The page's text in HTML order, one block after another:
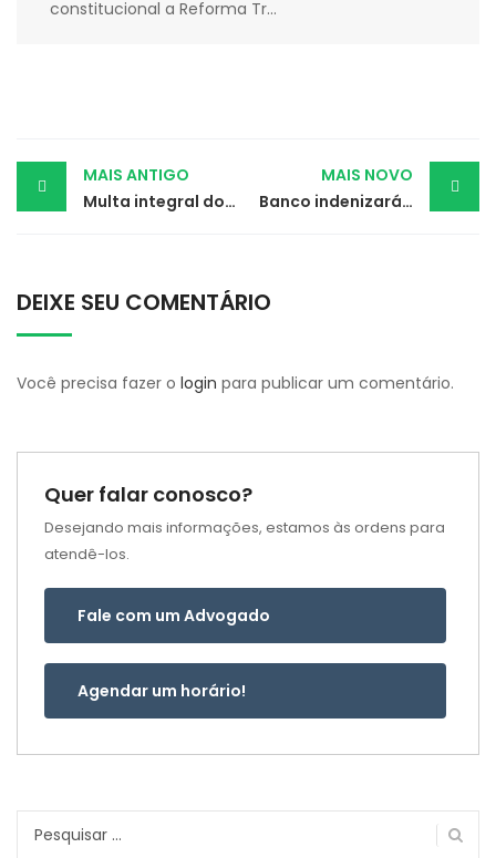
constitucional a Reforma Tr...
Post
navigation
MAIS ANTIGO
Multa integral do FGTS deve ser paga a demitidos na pandemia
MAIS NOVO
Banco indenizará cliente por restrição indevida após quitação de dívida
DEIXE SEU COMENTÁRIO
Você precisa fazer o login para publicar um comentário.
Quer falar conosco?
Desejando mais informações, estamos às ordens para
atendê-los.
Fale com um Advogado
Agendar um horário!
Pesquisar